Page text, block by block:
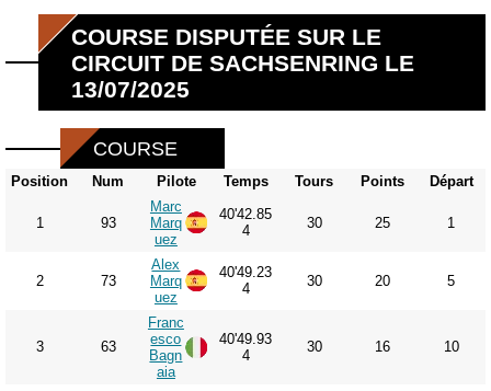
COURSE DISPUTÉE SUR LE
CIRCUIT DE SACHSENRING LE
13/07/2025
COURSE
Position Num Pilote Temps Tours Points Départ
1 93
Marc
Marq
uez
40'42.85
4
30 25 1
2 73
Alex
Marq
uez
40'49.23
4
30 20 5
3 63
Franc
esco
Bagn
aia
40'49.93
4
30 16 10